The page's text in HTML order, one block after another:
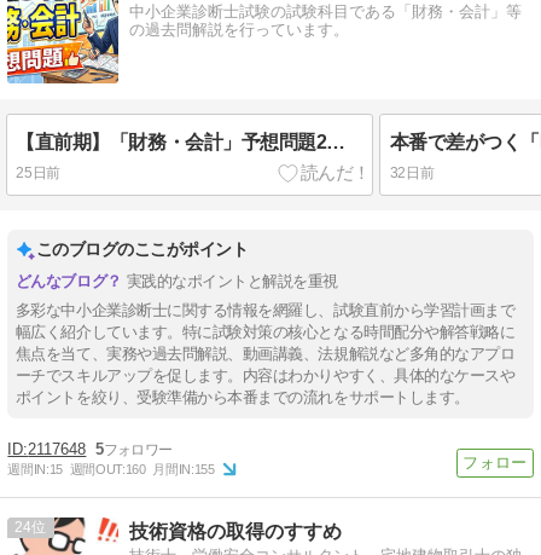
中小企業診断士試験の試験科目である「財務・会計」等
の過去問解説を行っています。
【直前期】「財務・会計」予想問題2題を公開！
25日前
本番で差がつく
32日前
このブログのここがポイント
実践的なポイントと解説を重視
多彩な中小企業診断士に関する情報を網羅し、試験直前から学習計画まで
幅広く紹介しています。特に試験対策の核心となる時間配分や解答戦略に
焦点を当て、実務や過去問解説、動画講義、法規解説など多角的なアプロ
ーチでスキルアップを促します。内容はわかりやすく、具体的なケースや
ポイントを絞り、受験準備から本番までの流れをサポートします。
2117648 5
週間IN:15 週間OUT:160 月間IN:155
24 技術資格の取得のすすめ